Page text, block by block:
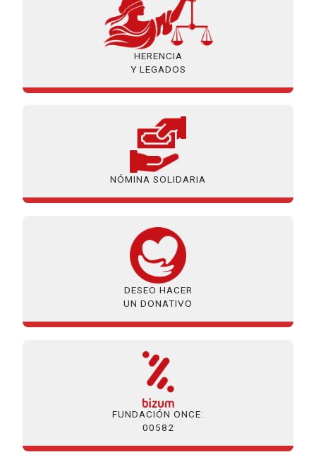
HERENCIA
Y LEGADOS
NÓMINA SOLIDARIA
DESEO HACER
UN DONATIVO
FUNDACIÓN ONCE:
00582